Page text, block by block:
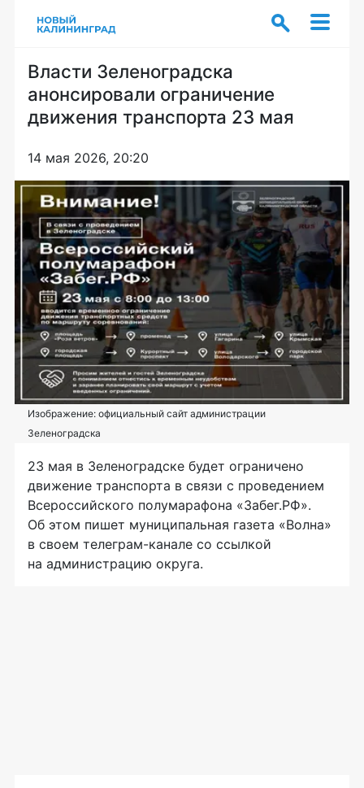
Власти Зеленоградска
анонсировали ограничение
движения транспорта 23 мая
14 мая 2026, 20:20
Изображение: официальный сайт администрации
Зеленоградска
23 мая в Зеленоградске будет ограничено
движение транспорта в связи с проведением
Всероссийского полумарафона «Забег.РФ».
Об этом пишет муниципальная газета «Волна»
в своем телеграм-канале со ссылкой
на администрацию округа.